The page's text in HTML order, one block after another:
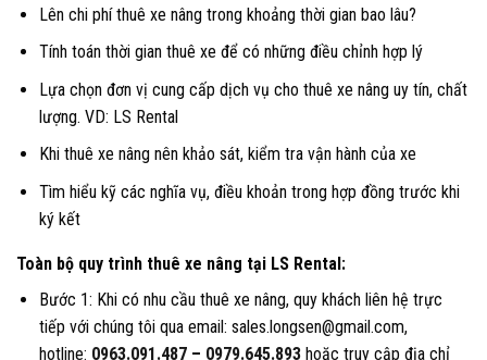
Lên chi phí thuê xe nâng trong khoảng thời gian bao lâu?
Tính toán thời gian thuê xe để có những điều chỉnh hợp lý
Lựa chọn đơn vị cung cấp dịch vụ cho thuê xe nâng uy tín, chất
lượng. VD: LS Rental
Khi thuê xe nâng nên khảo sát, kiểm tra vận hành của xe
Tìm hiểu kỹ các nghĩa vụ, điều khoản trong hợp đồng trước khi
ký kết
Toàn bộ quy trình thuê xe nâng tại LS Rental:
Bước 1: Khi có nhu cầu thuê xe nâng, quy khách liên hệ trực
tiếp với chúng tôi qua email: sales.longsen@gmail.com,
hotline: 0963.091.487– 0979.645.893 hoặc truy cập địa chỉ